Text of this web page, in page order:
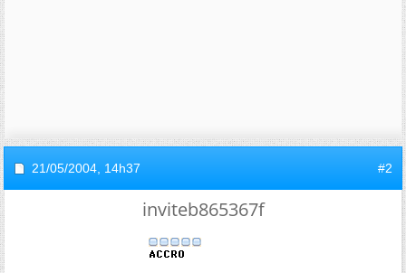
21/05/2004, 14h37 #2
inviteb865367f